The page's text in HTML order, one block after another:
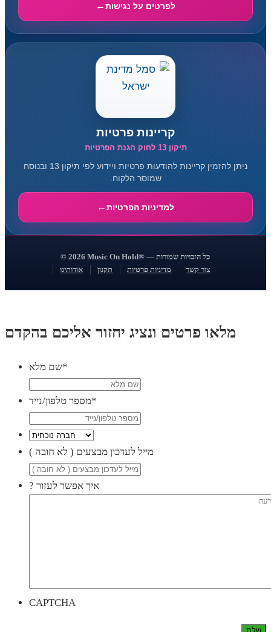
לפרטים על נגישות
קריינות פרטיות
תיקון 13 לחוק הגנת הפרטיות
ניתן להזמין קריינות להודעות פרטיות ויידוע לפי תיקון 13 ובנוסח
שמוסר הלקוח.
למדיניות הפרטיות
© 2026 Music On Hold® — כל הזכויות שמורות
אודותינו
תקנון מדיניות פרטיות צור קשר
מלאו פרטים ונציג יחזור אליכם בהקדם
שם מלא*
מספר טלפון/נייד*
( מייל לעדכון מבצעים ( לא חובה
? איך אפשר לעזור
CAPTCHA